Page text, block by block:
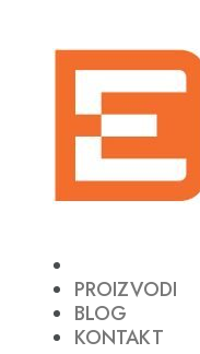
PROIZVODI
BLOG
KONTAKT